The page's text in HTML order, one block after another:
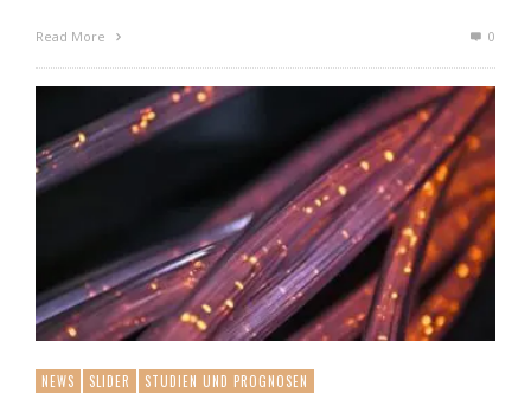
Read More 0
NEWS SLIDER STUDIEN UND PROGNOSEN